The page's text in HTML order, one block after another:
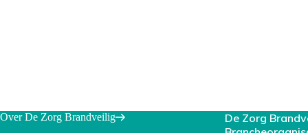
Over De Zorg Brandveilig
De Zorg